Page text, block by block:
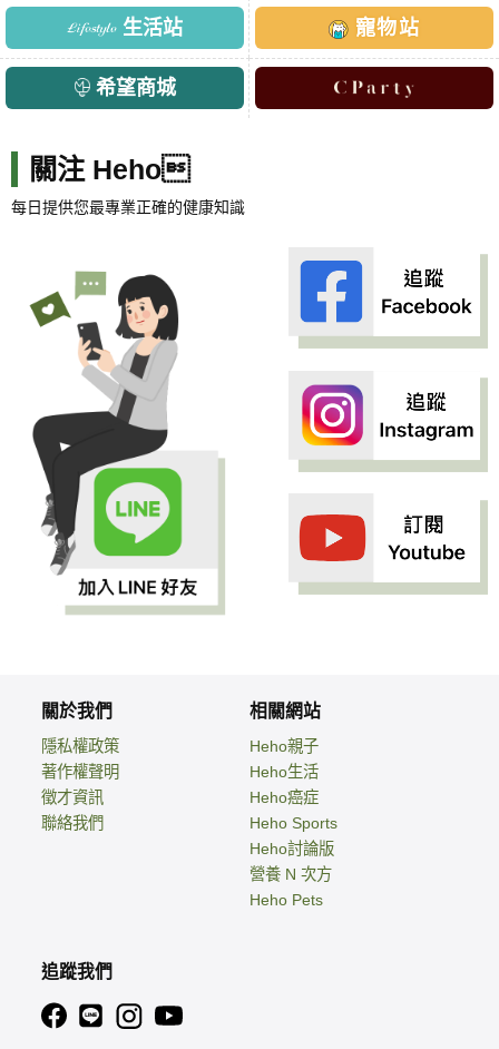
生活站 寵物站
希望商城
關注 Heho
每日提供您最專業正確的健康知識
關於我們
隱私權政策
著作權聲明
徵才資訊
聯絡我們
相關網站
Heho親子
Heho生活
Heho癌症
Heho Sports
Heho討論版
營養 N 次方
Heho Pets
追蹤我們